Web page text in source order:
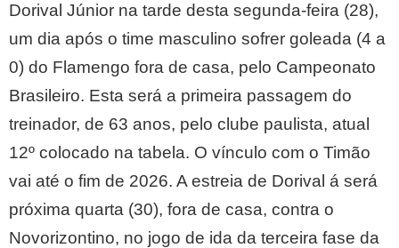
Dorival Júnior na tarde desta segunda-feira (28),
um dia após o time masculino sofrer goleada (4 a
0) do Flamengo fora de casa, pelo Campeonato
Brasileiro. Esta será a primeira passagem do
treinador, de 63 anos, pelo clube paulista, atual
12º colocado na tabela. O vínculo com o Timão
vai até o fim de 2026. A estreia de Dorival á será
próxima quarta (30), fora de casa, contra o
Novorizontino, no jogo de ida da terceira fase da